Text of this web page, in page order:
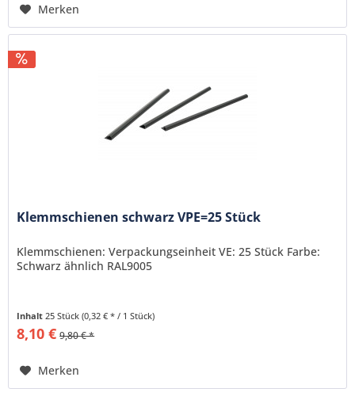
Merken
Klemmschienen schwarz VPE=25 Stück
Klemmschienen: Verpackungseinheit VE: 25 Stück Farbe:
Schwarz ähnlich RAL9005
Inhalt25 Stück(0,32 € * / 1 Stück)
8,10 € 9,80 € *
Merken